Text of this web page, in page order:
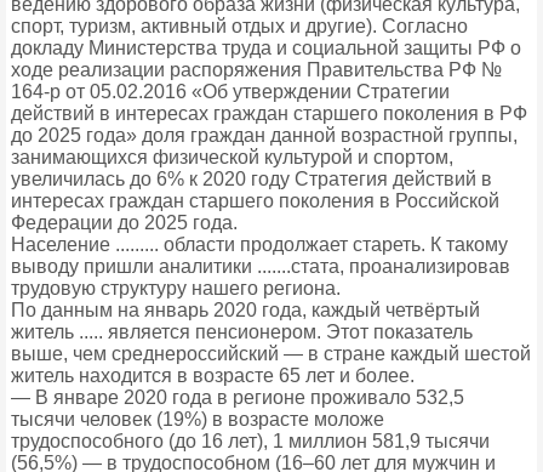
ведению здорового образа жизни (физическая культура,
спорт, туризм, активный отдых и другие). Согласно
докладу Министерства труда и социальной защиты РФ о
ходе реализации распоряжения Правительства РФ №
164-р от 05.02.2016 «Об утверждении Стратегии
действий в интересах граждан старшего поколения в РФ
до 2025 года» доля граждан данной возрастной группы,
занимающихся физической культурой и спортом,
увеличилась до 6% к 2020 году Стратегия действий в
интересах граждан старшего поколения в Российской
Федерации до 2025 года.
Население ......... области продолжает стареть. К такому
выводу пришли аналитики .......стата, проанализировав
трудовую структуру нашего региона.
По данным на январь 2020 года, каждый четвёртый
житель ..... является пенсионером. Этот показатель
выше, чем среднероссийский — в стране каждый шестой
житель находится в возрасте 65 лет и более.
— В январе 2020 года в регионе проживало 532,5
тысячи человек (19%) в возрасте моложе
трудоспособного (до 16 лет), 1 миллион 581,9 тысячи
(56,5%) — в трудоспособном (16–60 лет для мужчин и